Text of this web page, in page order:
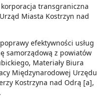
transgraniczna
Miasta Kostrzyn nad
efektywności usług
samorządową z powiatów
Materiały Biura
Międzynarodowej Urzędu
Kostrzyna nad Odrą [a],